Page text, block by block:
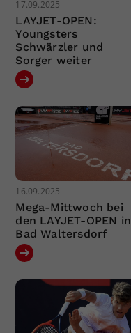
17.09.2025
LAYJET-OPEN:
Youngsters
Schwärzler und
Sorger weiter
16.09.2025
Mega-Mittwoch bei
den LAYJET-OPEN in
Bad Waltersdorf